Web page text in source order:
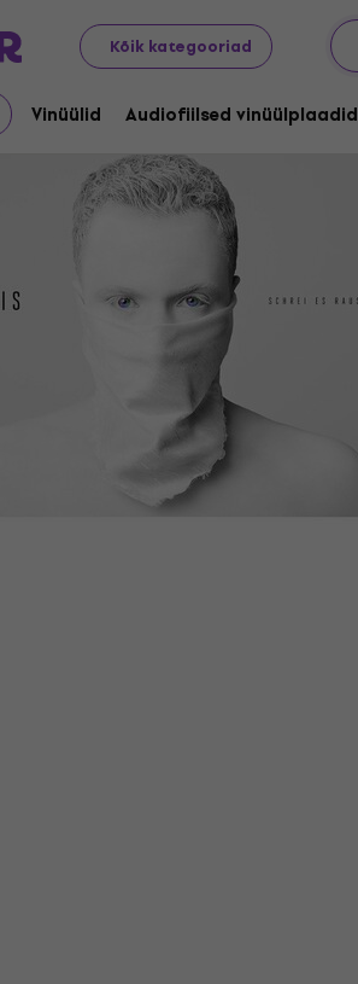
Kõik kategooriad
Vinüülid Audiofiilsed vinüülplaadid
Vinüülid